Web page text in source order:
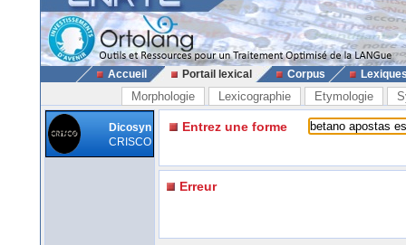
Accueil Portail lexical Corpus
Morphologie Lexicographie Etymologie
Dicosyn
CRISCO
Entrez une forme
Erreur